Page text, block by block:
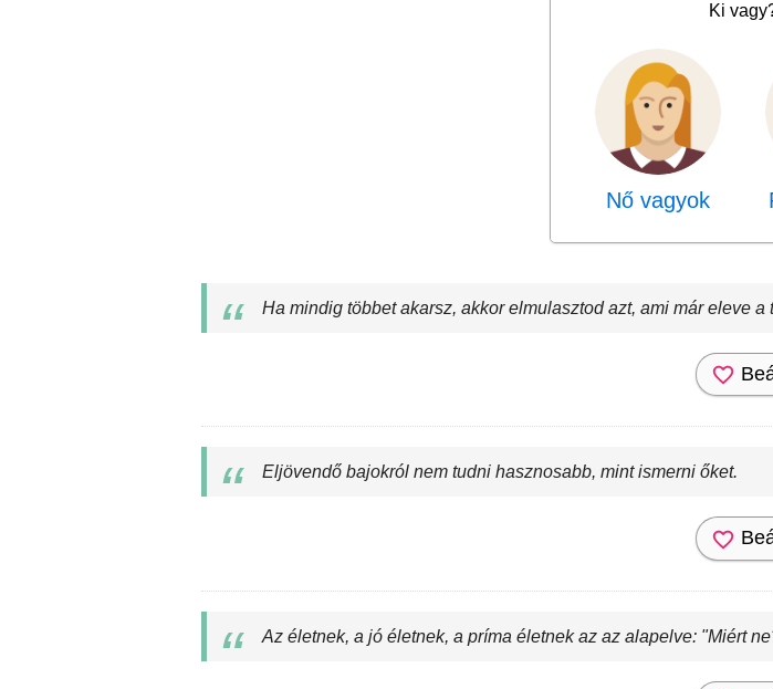
Ki
Nő vagyok
Ha mindig többet akarsz, akkor elmulasztod azt, ami már eleve a
Eljövendő bajokról nem tudni hasznosabb, mint ismerni őket.
Az életnek, a jó életnek, a príma életnek az az alapelve: "Miért